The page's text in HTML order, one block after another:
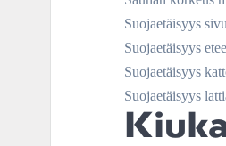
Suojaetäisyys
Suojaetäisyys
Suojaetäisyys
Suojaetäisyys